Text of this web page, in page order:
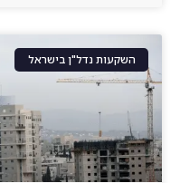
השקעות נדל"ן בישראל